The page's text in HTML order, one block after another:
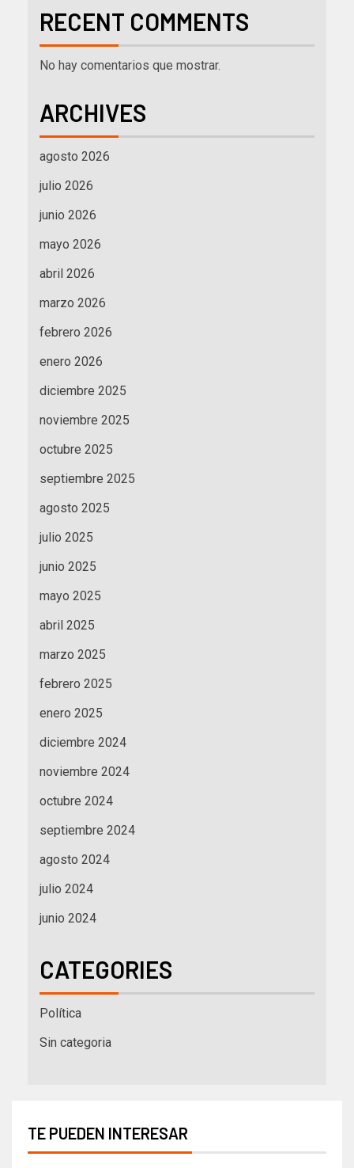
RECENT COMMENTS
No hay comentarios que mostrar.
ARCHIVES
agosto 2026
julio 2026
junio 2026
mayo 2026
abril 2026
marzo 2026
febrero 2026
enero 2026
diciembre 2025
noviembre 2025
octubre 2025
septiembre 2025
agosto 2025
julio 2025
junio 2025
mayo 2025
abril 2025
marzo 2025
febrero 2025
enero 2025
diciembre 2024
noviembre 2024
octubre 2024
septiembre 2024
agosto 2024
julio 2024
junio 2024
CATEGORIES
Política
Sin categoria
TE PUEDEN INTERESAR